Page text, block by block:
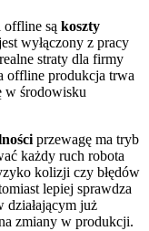
offline są koszty
wyłączony z pracy
straty dla firmy
offline produkcja trwa
w środowisku
przewagę ma tryb
każdy ruch robota
kolizji czy błędów
lepiej sprawdza
działającym już
zmiany w produkcji.